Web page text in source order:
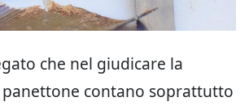
che nel giudicare la
panettone contano soprattutto